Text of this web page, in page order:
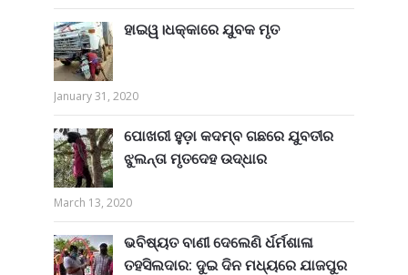
ହାଇୱ।ଧକ୍କାରେ ଯୁବକ ମୃତ
January 31, 2020
ପୋଖରୀ ହୁଡ଼ା କଦମ୍ବ ଗଛରେ ଯୁବତୀର
ଝୁଲନ୍ତା ମୃତଦେହ ଉଦ୍ଧାର
March 13, 2020
ଭବିଷ୍ୟତ ବାଣୀ ଦେଲେଣି ର୍ଧର୍ମଶାଳା
ତହସିଲଦାର: ଦୁଇ ଦିନ ମଧ୍ୟରେ ଯାଜପୁର